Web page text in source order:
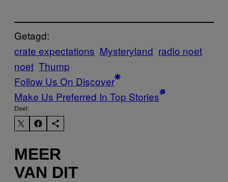
Getagd:
crate expectations Mysteryland radio noet
noet Thump
Follow Us On Discover
Make Us Preferred In Top Stories
Deel:
MEER
VAN DIT